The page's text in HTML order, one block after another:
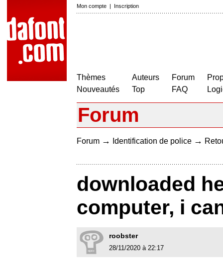
Mon compte | Inscription
Thèmes
Nouveautés
Auteurs
Top
Forum
FAQ
Forum
Forum → Identification de police →
downloaded
computer, i
roobster
28/11/2020 à 22:17